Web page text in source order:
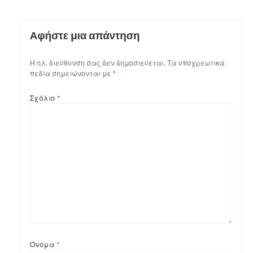
Αφήστε μια απάντηση
Η ηλ. διεύθυνση σας δεν δημοσιεύεται. Τα υποχρεωτικά
πεδία σημειώνονται με *
Σχόλιο *
Όνομα *